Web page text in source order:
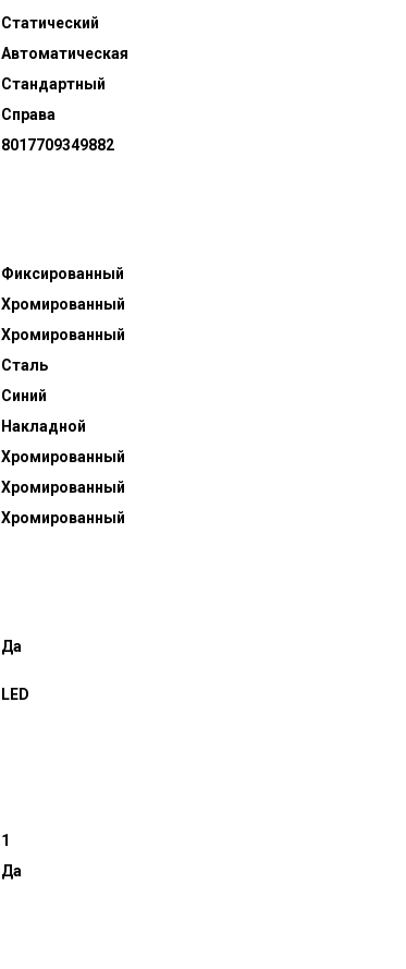
Статический
Автоматическая
Стандартный
Справа
8017709349882
Фиксированный
Хромированный
Хромированный
Сталь
Синий
Накладной
Хромированный
Хромированный
Хромированный
Да
LED
1
Да